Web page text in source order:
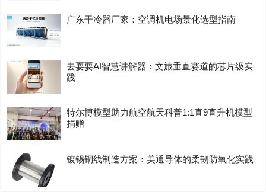
广东干冷器厂家：空调机电场景化选型指南
去耍耍AI智慧讲解器：文旅垂直赛道的芯片级实
践
特尔博模型助力航空航天科普1:1直9直升机模型
捐赠
镀锡铜线制造方案：美通导体的柔韧防氧化实践